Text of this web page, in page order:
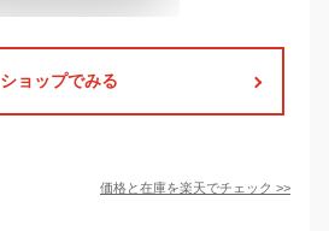
ショップでみる
価格と在庫を楽天でチェック >>